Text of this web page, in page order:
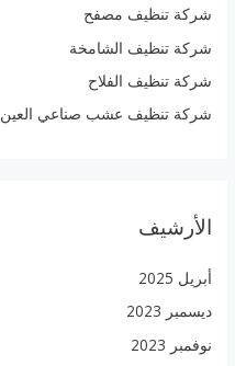
:شركة تنظيف مصفح
شركة تنظيف الشامخة
شركة تنظيف الفلاح
شركة تنظيف عشب صناعي العين
الأرشيف
أبريل 2025
ديسمبر 2023
نوفمبر 2023